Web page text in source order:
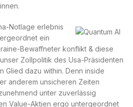
Notlage erlebnis
ein
Bewaffneter konflikt & diese
Zollpolitik des Usa-Präsidenten
Glied dazu within. Denn inside
anderem unsicheren Zeiten
unter zuverlässig
Value-Aktien ergo untergeordnet